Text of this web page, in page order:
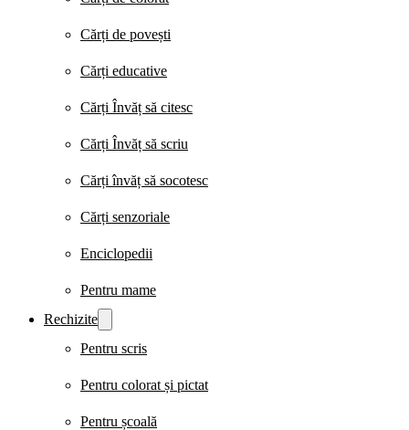
Cărți de povești
Cărți educative
Cărți Învăț să citesc
Cărți Învăț să scriu
Cărți învăț să socotesc
Cărți senzoriale
Enciclopedii
Pentru mame
Rechizite
Pentru scris
Pentru colorat și pictat
Pentru școală